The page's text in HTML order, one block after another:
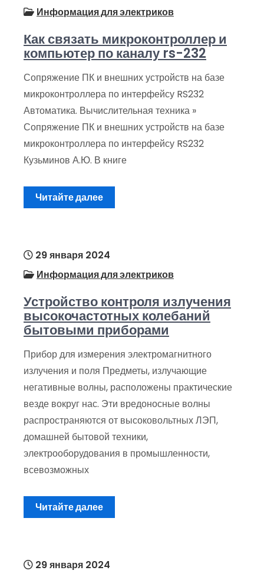
Информация для электриков
Как связать микроконтроллер и
компьютер по каналу rs-232
Сопряжение ПК и внешних устройств на базе
микроконтроллера по интерфейсу RS232
Автоматика. Вычислительная техника »
Сопряжение ПК и внешних устройств на базе
микроконтроллера по интерфейсу RS232
Кузьминов А.Ю. В книге
Читайте далее
29 января 2024
Информация для электриков
Устройство контроля излучения
высокочастотных колебаний
бытовыми приборами
Прибор для измерения электромагнитного
излучения и поля Предметы, излучающие
негативные волны, расположены практические
везде вокруг нас. Эти вредоносные волны
распространяются от высоковольтных ЛЭП,
домашней бытовой техники,
электрооборудования в промышленности,
всевозможных
Читайте далее
29 января 2024